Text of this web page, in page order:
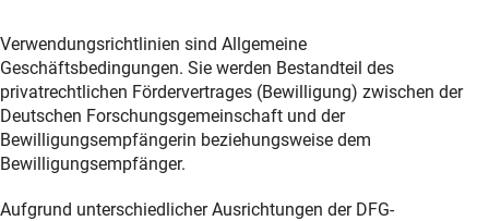
Verwendungsrichtlinien sind Allgemeine
Geschäftsbedingungen. Sie werden Bestandteil des
privatrechtlichen Fördervertrages (Bewilligung) zwischen der
Deutschen Forschungsgemeinschaft und der
Bewilligungsempfängerin beziehungsweise dem
Bewilligungsempfänger.
Aufgrund unterschiedlicher Ausrichtungen der DFG-